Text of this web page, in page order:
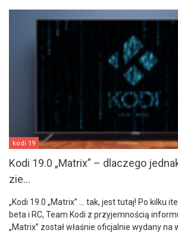
kodi 19
Kodi 19.0 „Matrix” – dlaczego
zie...
„Kodi 19.0 „Matrix” … tak, jest tutaj! Po kilku
beta i RC, Team Kodi z przyjemnością
„Matrix” został właśnie oficjalnie wydany na